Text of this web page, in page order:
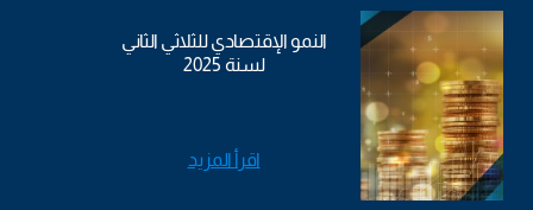
النمو الإقتصادي للثلاثي الثاني
لسنة 2025
اقرأ المزيد